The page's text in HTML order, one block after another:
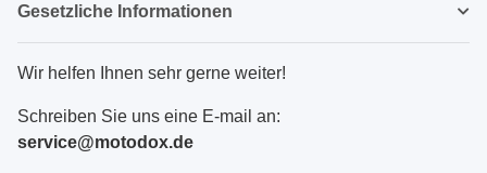
Gesetzliche Informationen
Wir helfen Ihnen sehr gerne weiter!
Schreiben Sie uns eine E-mail an:
service@motodox.de